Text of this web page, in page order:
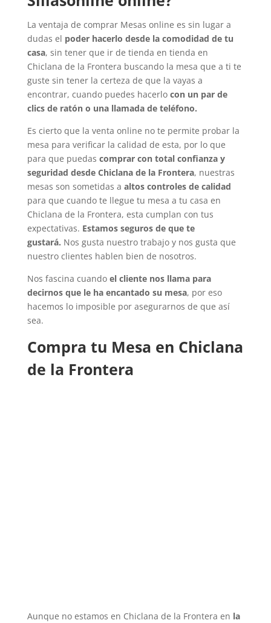
La ventaja de comprar Mesas online es sin lugar a
dudas el poder hacerlo desde la comodidad de tu
casa, sin tener que ir de tienda en tienda en
Chiclana de la Frontera buscando la mesa que a ti te
guste sin tener la certeza de que la vayas a
encontrar, cuando puedes hacerlo con un par de
clics de ratón o una llamada de teléfono.
Es cierto que la venta online no te permite probar la
mesa para verificar la calidad de esta, por lo que
para que puedas comprar con total confianza y
seguridad desde Chiclana de la Frontera, nuestras
mesas son sometidas a altos controles de calidad
para que cuando te llegue tu mesa a tu casa en
Chiclana de la Frontera, esta cumplan con tus
expectativas. Estamos seguros de que te
gustará. Nos gusta nuestro trabajo y nos gusta que
nuestro clientes hablen bien de nosotros.
Nos fascina cuando el cliente nos llama para
decirnos que le ha encantado su mesa, por eso
hacemos lo imposible por asegurarnos de que así
sea.
Compra tu Mesa en Chiclana
de la Frontera
Aunque no estamos en Chiclana de la Frontera en la